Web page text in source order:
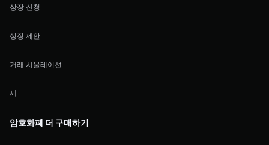
상장 신청
상장 제안
거래 시물레이션
세
암호화폐 더 구매하기